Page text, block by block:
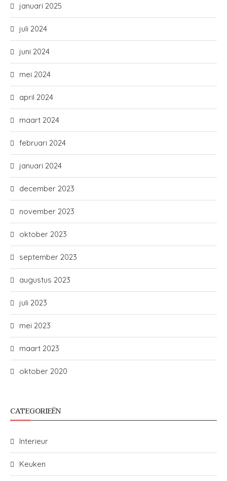
januari 2025
juli 2024
juni 2024
mei 2024
april 2024
maart 2024
februari 2024
januari 2024
december 2023
november 2023
oktober 2023
september 2023
augustus 2023
juli 2023
mei 2023
maart 2023
oktober 2020
CATEGORIEËN
Interieur
Keuken